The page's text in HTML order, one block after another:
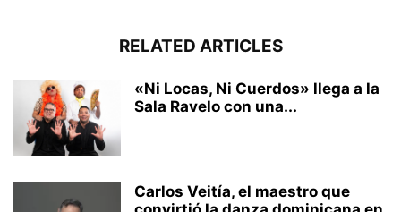
RELATED ARTICLES
«Ni Locas, Ni Cuerdos» llega a la
Sala Ravelo con una...
Carlos Veitía, el maestro que